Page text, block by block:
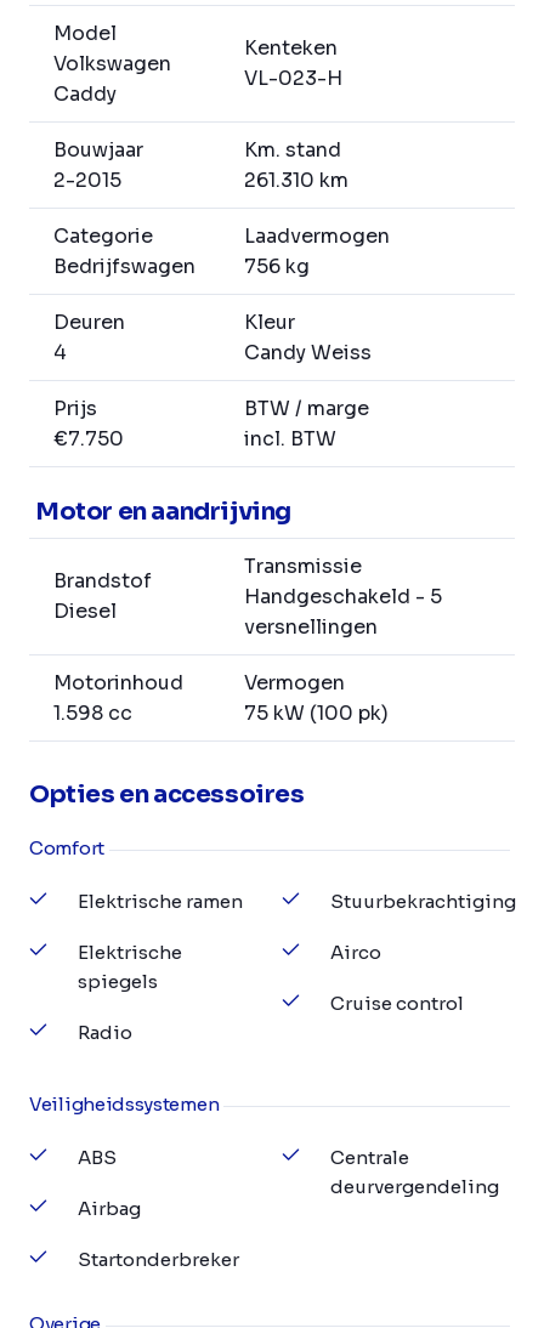
Model
Volkswagen
Caddy
Kenteken
VL-023-H
Bouwjaar
2-2015
Km. stand
261.310 km
Categorie
Bedrijfswagen
Laadvermogen
756 kg
Deuren
4
Kleur
Candy Weiss
Prijs
€7.750
BTW / marge
incl. BTW
Motor en aandrijving
Brandstof
Diesel
Transmissie
Handgeschakeld - 5
versnellingen
Motorinhoud
1.598 cc
Vermogen
75 kW (100 pk)
Opties en accessoires
Comfort
Elektrische ramen
Elektrische
spiegels
Radio
Stuurbekrachtiging
Airco
Cruise control
Veiligheidssystemen
ABS
Airbag
Startonderbreker
Centrale
deurvergendeling